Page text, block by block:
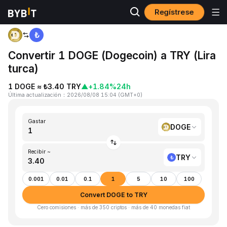
Regístrese
Inicio DOGE to TRY
Convertir 1 DOGE (Dogecoin) a TRY (Lira
turca)
1 DOGE ≈ ₺3.40 TRY▲+1.84%24h
Última actualización ： 2026/08/08 15:04 (GMT+0)
Gastar
DOGE
Recibir ~
TRY
0.001 0.01 0.1 1 5 10 100
Convert DOGE to TRY
Cero comisiones · más de 350 criptos · más de 40 monedas fiat